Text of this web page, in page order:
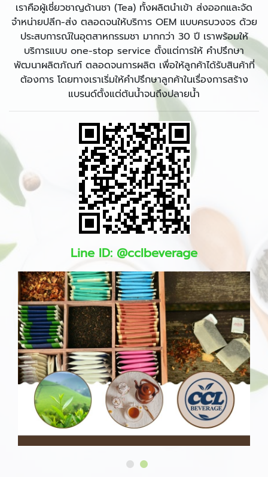
เราคือผู้เชี่ยวชาญด้านชา (Tea) ทั้งผลิตนำเข้า ส่งออกและจัด
จำหน่ายปลีก-ส่ง ตลอดจนให้บริการ OEM แบบครบวงจร ด้วย
ประสบการณ์ในอุตสาหกรรมชา มากกว่า 30 ปี เราพร้อมให้
บริการแบบ one-stop service ตั้งแต่การให้ คำปรึกษา
พัฒนาผลิตภัณฑ์ ตลอดจนการผลิต เพื่อให้ลูกค้าได้รับสินค้าที่
ต้องการ โดยทางเราเริ่มให้คำปรึกษาลูกค้าในเรื่องการสร้าง
แบรนด์ตั้งแต่ต้นน้ำจนถึงปลายน้ำ
Line ID: @cclbeverage